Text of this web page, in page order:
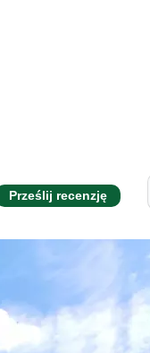
Prześlij recenzję